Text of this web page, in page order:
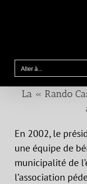
Aller à...
La « Rando
En 2002, le
une équipe de
municipalité de
l’association